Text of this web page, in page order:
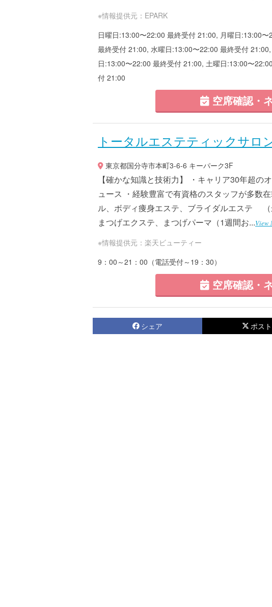
※情報提供元：EPARK
日曜日:13:00〜22:00 最終受付 21:00, 月曜日:13:00
最終受付 21:00, 水曜日:13:00〜22:00 最終受付
日:13:00〜22:00 最終受付 21:00, 土曜日:13:00〜
付 21:00
空席確認・
トータルエステティックサロ
東京都国分寺市本町3-6-6 キーパーク3F
【確かな知識と技術力】 ・キャリア30年超の
ュース ・経験豊富で有資格のスタッフが多数
ル、ボディ痩身エステ、ブライダルエステ （
まつげエクステ、まつげパーマ（1週間お...View
※情報提供元：楽天ビューティー
9：00～21：00（電話受付～19：30）
空席確認・
シェア ポスト